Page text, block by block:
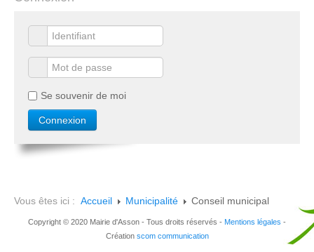
Se souvenir de moi
Vous êtes ici : Accueil Municipalité Conseil municipal
Copyright © 2020 Mairie d'Asson - Tous droits réservés - Mentions légales -
Création scom communication